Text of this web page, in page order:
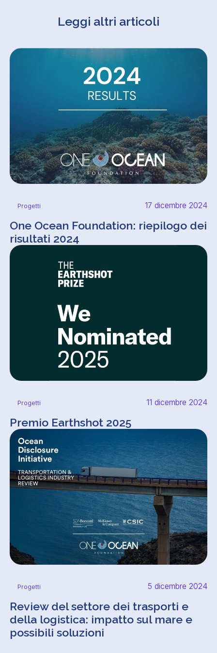
Leggi altri articoli
Progetti 17 dicembre 2024
One Ocean Foundation: riepilogo dei
risultati 2024
Progetti 11 dicembre 2024
Premio Earthshot 2025
Progetti 5 dicembre 2024
Review del settore dei trasporti e
della logistica: impatto sul mare e
possibili soluzioni